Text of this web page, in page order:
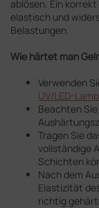
ablösen. Ein
elastisch und
Belastungen.
Wie härtet man
Verwenden
UV/LED-
Beachten
Tragen Sie
vollständige
Schichten
Nach dem
Elastizität
richtig